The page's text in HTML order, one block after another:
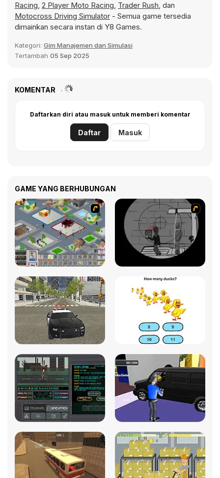
Racing, 2 Player Moto Racing, Trader Rush, dan
Motocross Driving Simulator - Semua game tersedia
dimainkan secara instan di Y8 Games.
Kategori: Gim Manajemen dan Simulasi
Tertambah 05 Sep 2025
KOMENTAR
Daftarkan diri atau masuk untuk memberi komentar
Daftar Masuk
GAME YANG BERHUBUNGAN